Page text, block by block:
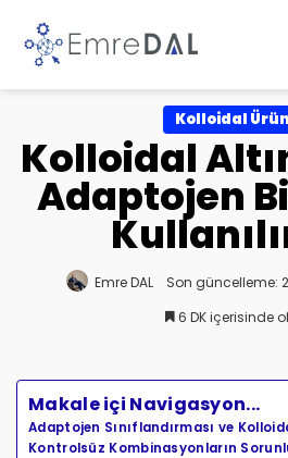
Kolloidal
Kolloidal
Adaptojen
Emre DAL Son güncelleme:
6 DK içerisinde
Makale içi Navigasyon...
Adaptojen Sınıflandırması ve
Kontrolsüz Kombinasyonların